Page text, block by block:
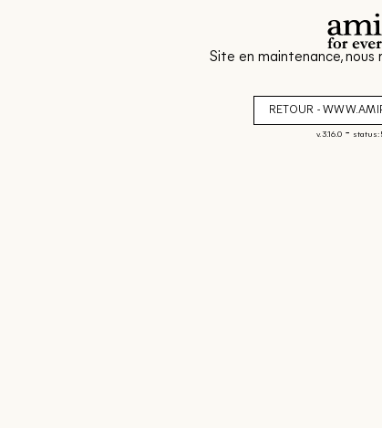
Site en maintenance, nous
RETOUR -
v. 3.16.0- status: